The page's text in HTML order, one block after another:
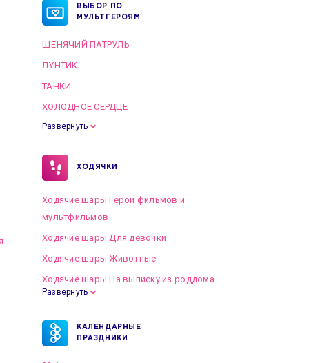
ВЫБОР ПО
МУЛЬТГЕРОЯМ
ЩЕНЯЧИЙ ПАТРУЛЬ
ЛУНТИК
ТАЧКИ
ХОЛОДНОЕ СЕРДЦЕ
Развернуть
ХОДЯЧКИ
Ходячие шары Герои фильмов и
мультфильмов
Ходячие шары Для девочки
Ходячие шары Животные
Ходячие шары На выписку из роддома
Развернуть
КАЛЕНДАРНЫЕ
ПРАЗДНИКИ